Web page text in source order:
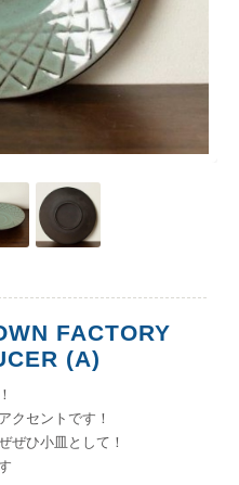
FACTORY
(A)
クセントです！
ぜひ小皿として！